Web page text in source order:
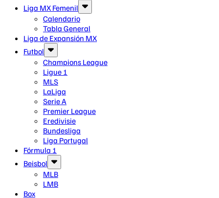
Liga MX Femenil
Calendario
Tabla General
Liga de Expansión MX
Futbol
Champions League
Ligue 1
MLS
LaLiga
Serie A
Premier League
Eredivisie
Bundesliga
Liga Portugal
Fórmula 1
Beisbol
MLB
LMB
Box